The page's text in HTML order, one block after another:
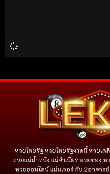
หวยไทยรัฐ หวยไทยรัฐงวดนี้ หวยเ
หวยแม่น้ำหนึ่ง แม่จําเนียร หวยซอง
หวยออนไลน์ แม่นเวอร์ กับ 2อาจาร